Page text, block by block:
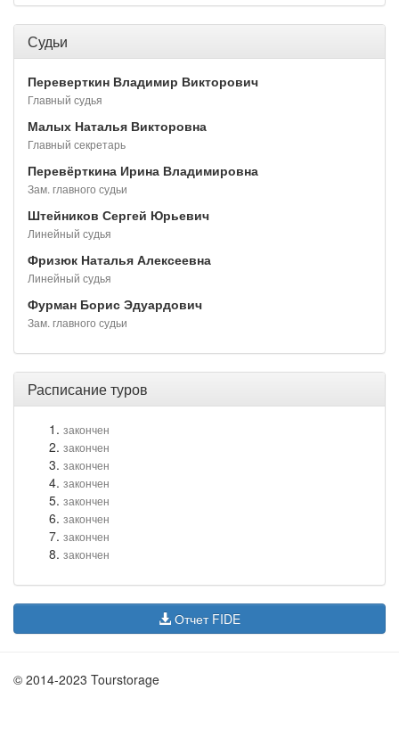
Судьи
Переверткин Владимир Викторович
Главный судья
Малых Наталья Викторовна
Главный секретарь
Перевёрткина Ирина Владимировна
Зам. главного судьи
Штейников Сергей Юрьевич
Линейный судья
Фризюк Наталья Алексеевна
Линейный судья
Фурман Борис Эдуардович
Зам. главного судьи
Расписание туров
закончен
закончен
закончен
закончен
закончен
закончен
закончен
закончен
Отчет FIDE
© 2014-2023 Tourstorage